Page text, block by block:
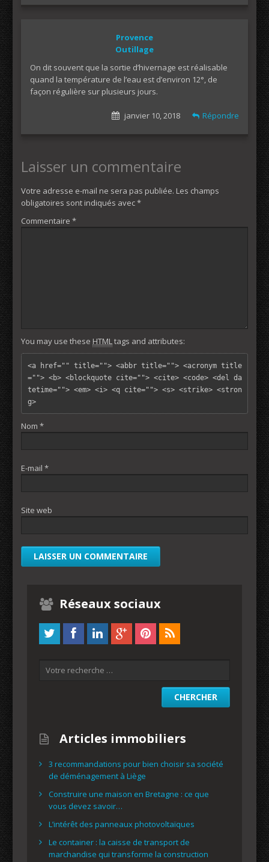
Provence
Outillage
On dit souvent que la sortie d’hivernage est réalisable
quand la température de l’eau est d’environ 12°, de
façon régulière sur plusieurs jours.
Répondre
janvier 10, 2018
Laisser un commentaire
Votre adresse e-mail ne sera pas publiée. Les champs
obligatoires sont indiqués avec*
Commentaire *
You may use these HTMLtags and attributes:
<a href="" title=""> <abbr title=""> <acronym title
=""> <b> <blockquote cite=""> <cite> <code> <del da
tetime=""> <em> <i> <q cite=""> <s> <strike> <stron
g>
Nom *
E-mail *
Site web
Réseaux sociaux
Articles immobiliers
3 recommandations pour bien choisir sa société
de déménagement à Liège
Construire une maison en Bretagne : ce que
vous devez savoir…
L’intérêt des panneaux photovoltaïques
Le container : la caisse de transport de
marchandise qui transforme la construction